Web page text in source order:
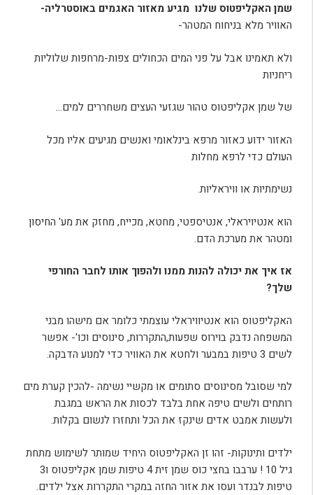
שמן האקליפטוס שלנו מגיע מאזור האגמים באוסטרליה-
האוויר מלא בניחוח המטהר-
ולא תאמינו אבל על פני המים הכחולים צפות-מרחפות שלוליות
ריחניות
של שמן אקליפטוס טהור שגזעי העצים משחררים למים…
האזור ידוע כאזור מרפא בינלאומי ואנשים מגיעים אליו מכל
העולם כדי לרפא מחלות
נשימתיות או וויראליות.
הוא אנטיויראלי, אנטיספטי, מחטא, מכייח, מחזק את מע' החיסון
ומטהר את מערכת הדם.
אז איך את יכולה להנות ממנו ולהפוך אותו לחבר החורפי
שלך?
האקליפטוס הוא אנטיוויראלי עוצמתי כלומר אם מישהו מבני
המשפחה נדבק בוירוס שפעות,התקררות, סינוסים וכו'- אפשר
לשים 3 טיפות במבער ולחטא את האוויר כדי למנוע הדבקה.
למי שסובל מסינוסים סתומים או מקשיי נשימה -להכין קערת מים
רותחים ולשים טיפה אחת בלבד לכסות את הראש במגבת
ולעשות אמבט אדים שינקז את הכל ותחזרו לנשום בקלות.
ילדים ותינוקות- זהו זן האקליפטוס היחיד שמותר לשימוש מתחת
גיל 10 ! ערבבו בחצי כוס שמן זית 4 טיפות שמן אקליפטוס ו3
טיפות לבנדר ועסו את אזור החזה במקרי התקררות אצל ילדים.